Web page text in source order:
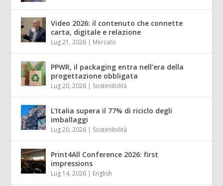
Video 2026: il contenuto che connette
carta, digitale e relazione
Lug 21, 2026 | Mercato
PPWR, il packaging entra nell’era della
progettazione obbligata
Lug 20, 2026 | Sostenibilità
L’Italia supera il 77% di riciclo degli
imballaggi
Lug 20, 2026 | Sostenibilità
Print4All Conference 2026: first
impressions
Lug 14, 2026 | English